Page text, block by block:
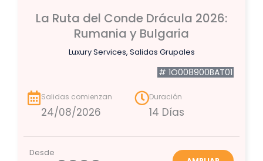
La Ruta del Conde Drácula 2026:
Rumania y Bulgaria
Luxury Services, Salidas Grupales
# 1O008900BAT01
Salidas comienzan
24/08/2026
Duración
14 Días
Desde